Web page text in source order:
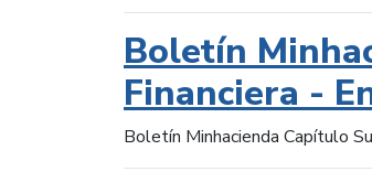
Boletín
Financiera -
Boletín Minhacienda Capítulo